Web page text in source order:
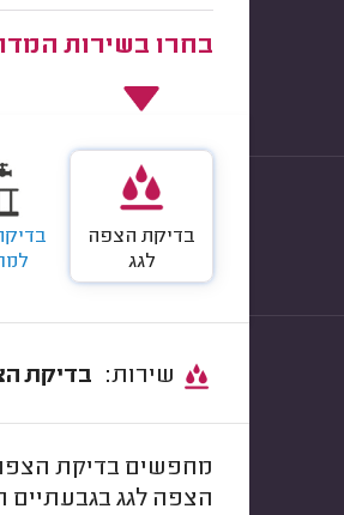
בחרו בשירות
בדיקת הצפה
לגג
בדיקת
מחפשים בדיקת הצפה
הצפה לגג בגבעתיים